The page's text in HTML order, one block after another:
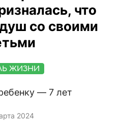
что
со своими
ЖИЗНИ
— 7 лет
2024